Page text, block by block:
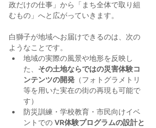
政だけの仕事」から「まち全体で取り組
むもの」へと広がっていきます。
白獅子が地域へお届けできるのは、次の
ようなことです。
地域の実際の風景や地形を反映し
た、 その土地ならではの災害体験コ
ンテンツの開発 （フォトグラメトリ
等を用いた実在の街の再現も可能で
す）
防災訓練・学校教育・市民向けイベ
ントでの VR体験プログラムの設計と